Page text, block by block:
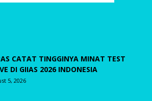
CATAT TINGGINYA MINAT TEST
DI GIIAS 2026 INDONESIA
5, 2026